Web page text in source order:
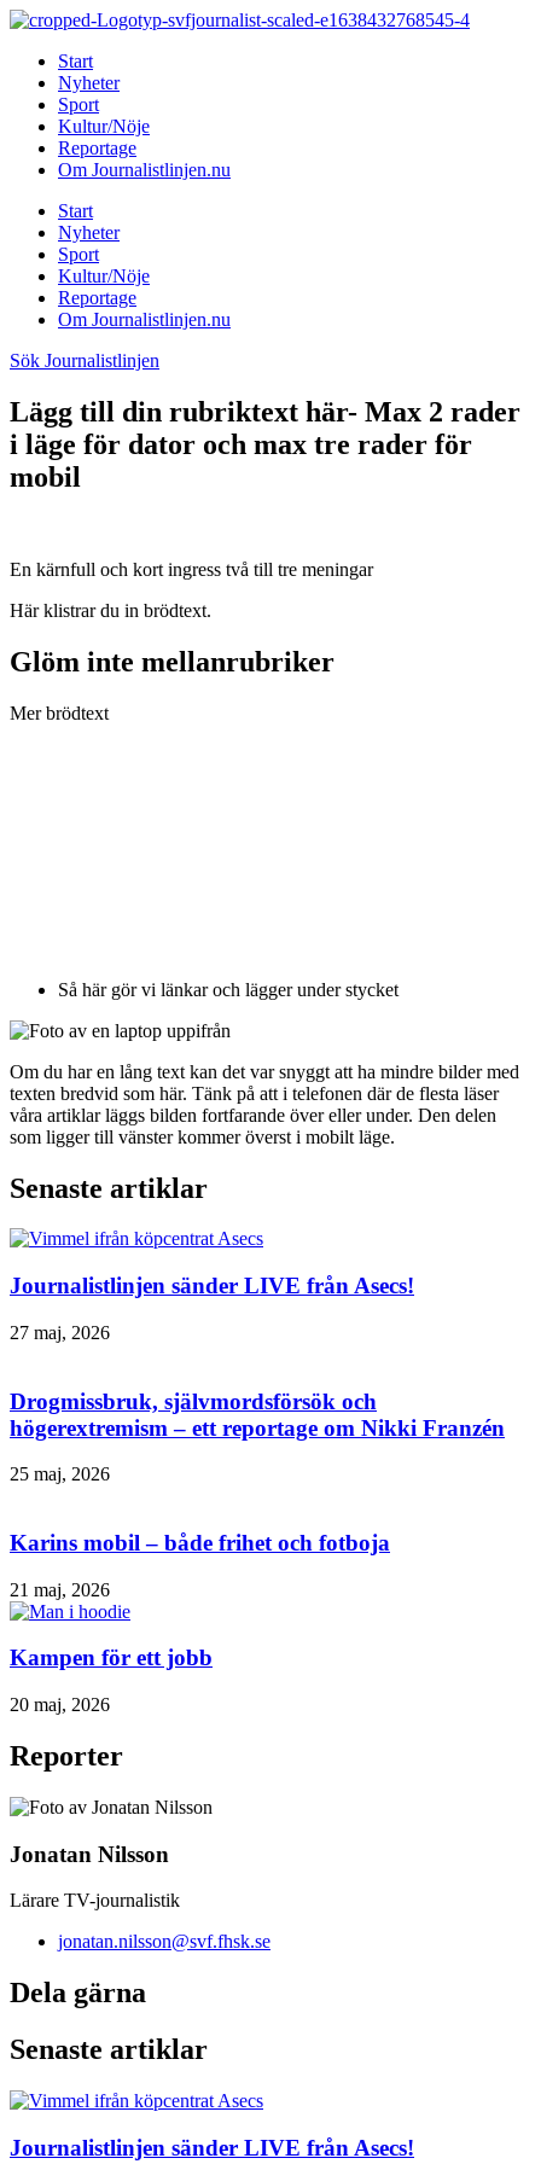
Hoppa
innehållStart
Nyheter
Sport
Kultur/Nöje
Reportage
Om Journalistlinjen.nu
Start
Nyheter
Sport
Kultur/Nöje
Reportage
Om Journalistlinjen.nu
Sök Journalistlinjen
Lägg till din rubriktext här- Max 2 rader
i läge för dator och max tre rader för
mobil
En kärnfull och kort ingress två till tre meningar
Här klistrar du in brödtext.
Glöm inte mellanrubriker
Mer brödtext
Så här gör vi länkar och lägger under stycket
Om du har en lång text kan det var snyggt att ha mindre bilder med
texten bredvid som här. Tänk på att i telefonen där de flesta läser
våra artiklar läggs bilden fortfarande över eller under. Den delen
som ligger till vänster kommer överst i mobilt läge.
Senaste artiklar
Journalistlinjen sänder LIVE från Asecs!
27 maj, 2026
Drogmissbruk, självmordsförsök och
högerextremism – ett reportage om Nikki Franzén
25 maj, 2026
Karins mobil – både frihet och fotboja
21 maj, 2026
Kampen för ett jobb
20 maj, 2026
Reporter
Jonatan Nilsson
Lärare TV-journalistik
jonatan.nilsson@svf.fhsk.se
Dela gärna
Senaste artiklar
Journalistlinjen sänder LIVE från Asecs!